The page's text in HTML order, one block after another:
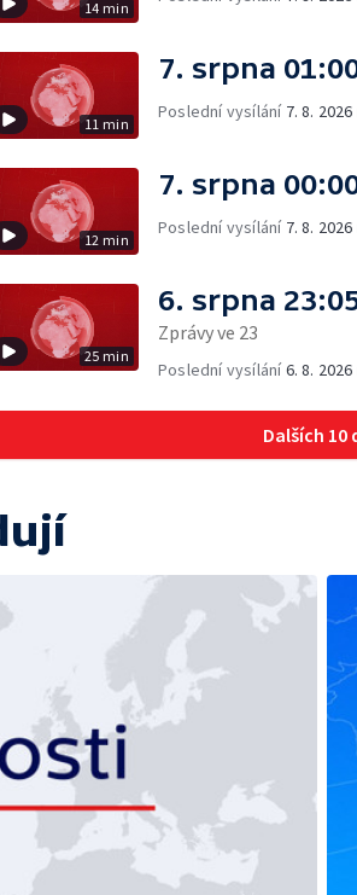
14 min
11 min
7. srpna
Poslední vysílání 7. 8. 2026
12 min
7. srpna
Poslední vysílání 7. 8. 2026
25 min
6. srpna
Zprávy ve 23
Poslední vysílání6. 8. 2026
Dalších 10